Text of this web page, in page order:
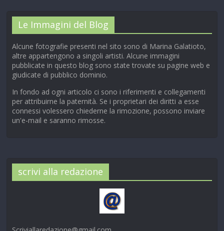
Le Immagini del Blog
Alcune fotografie presenti nel sito sono di Marina Galatioto,
altre appartengono a singoli artisti. Alcune immagini
pubblicate in questo blog sono state trovate su pagine web e
giudicate di pubblico dominio.
In fondo ad ogni articolo ci sono i riferimenti e collegamenti
per attribuirne la paternità. Se i proprietari dei diritti a esse
connessi volessero chiederne la rimozione, possono inviare
un'e-mail e saranno rimosse.
scrivi alla redazione